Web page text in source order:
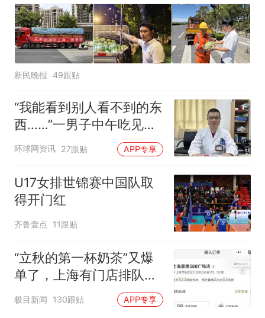
新民晚报 49跟贴
“我能看到别人看不到的东
西……”一男子中午吃见手
青没事，晚上再吃却出现
幻觉被紧急送医！
环球网资讯 27跟贴 APP专享
U17女排世锦赛中国队取
得开门红
齐鲁壹点 11跟贴
“立秋的第一杯奶茶”又爆
单了，上海有门店排队超
500杯，店员：今天奶茶
店都很忙，要等2个多小
极目新闻 130跟贴 APP专享